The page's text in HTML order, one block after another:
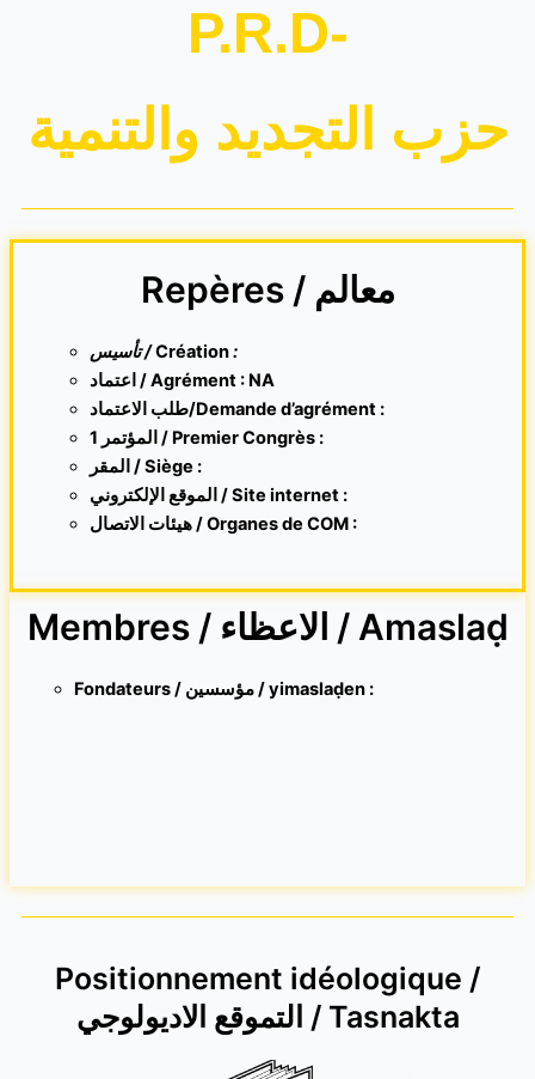
P.R.D-
حزب التجديد والتنمية
Repères / معالم
تأسيس /Création:
اعتماد / Agrément : NA
طلب الاعتماد/Demande d’agrément :
1 المؤتمر / Premier Congrès :
المقر /Siège :
الموقع الإلكتروني /Site internet:
هيئات الاتصال / Organes de COM :
Membres / الاعظاء / Amaslaḍ
Fondateurs / مؤسسين / yimaslaḍen :
Positionnement idéologique /
التموقع الاديولوجي / Tasnakta